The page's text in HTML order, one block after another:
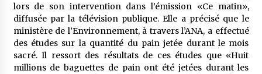
5 ans ago
Le bouc de l’Au-delà
5 ans ago
lors de son intervention dans l’émission «Ce matin»,
diffusée par la télévision publique. Elle a précisé que le
ministère de l’Environnement, à travers l’ANA, a effectué
des études sur la quantité du pain jetée durant le mois
sacré. Il ressort des résultats de ces études que «Huit
millions de baguettes de pain ont été jetées durant les